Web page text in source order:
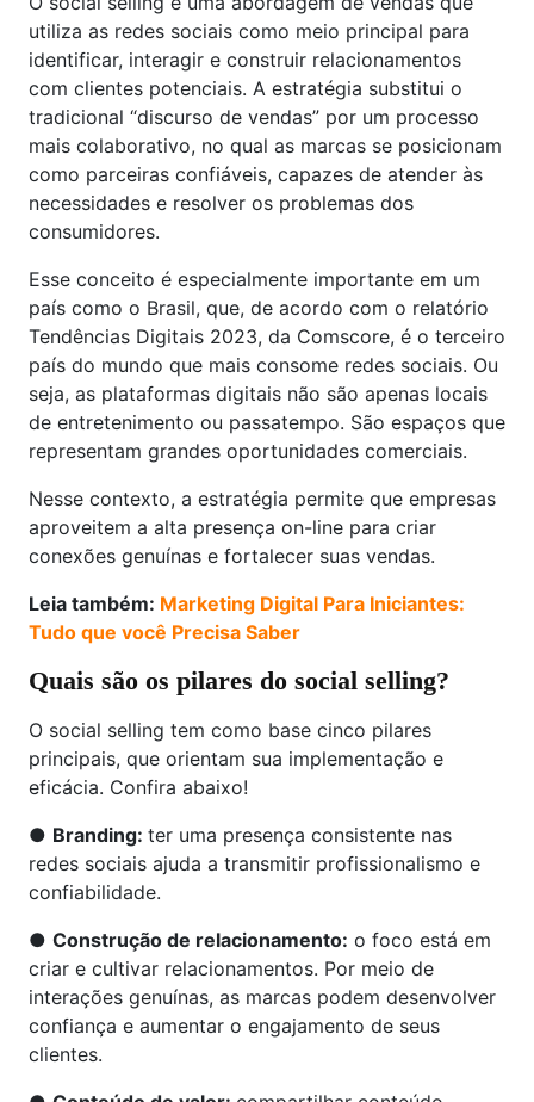
utiliza as redes sociais como meio principal para
identificar, interagir e construir relacionamentos
com clientes potenciais. A estratégia substitui o
tradicional “discurso de vendas” por um processo
mais colaborativo, no qual as marcas se posicionam
como parceiras confiáveis, capazes de atender às
necessidades e resolver os problemas dos
consumidores.
Esse conceito é especialmente importante em um
país como o Brasil, que, de acordo com o relatório
Tendências Digitais 2023, da Comscore, é o terceiro
país do mundo que mais consome redes sociais. Ou
seja, as plataformas digitais não são apenas locais
de entretenimento ou passatempo. São espaços que
representam grandes oportunidades comerciais.
Nesse contexto, a estratégia permite que empresas
aproveitem a alta presença on-line para criar
conexões genuínas e fortalecer suas vendas.
Leia também: Marketing Digital Para Iniciantes:
Tudo que você Precisa Saber
Quais são os pilares do social selling?
O social selling tem como base cinco pilares
principais, que orientam sua implementação e
eficácia. Confira abaixo!
● Branding: ter uma presença consistente nas
redes sociais ajuda a transmitir profissionalismo e
confiabilidade.
● Construção de relacionamento: o foco está em
criar e cultivar relacionamentos. Por meio de
interações genuínas, as marcas podem desenvolver
confiança e aumentar o engajamento de seus
clientes.